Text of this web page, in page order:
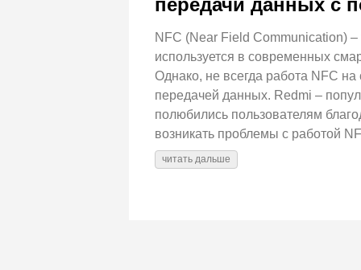
передачи данных с
NFC (Near Field Communication)
используется в современных
Однако, не всегда работа NFC
передачей данных. Redmi –
полюбились пользователям
возникать проблемы с работой
читать дальше